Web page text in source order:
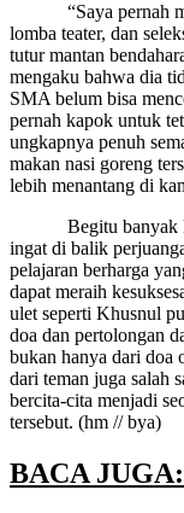
“Saya pernah
lomba teater, dan
tutur mantan
mengaku bahwa dia
SMA belum bisa
pernah kapok untuk
ungkapnya penuh
makan nasi goreng
lebih menantang di
Begitu banyak
ingat di balik
pelajaran berharga
dapat meraih
ulet seperti Khusnul
doa dan pertolongan
bukan hanya dari doa
dari teman juga salah
bercita-cita menjadi
tersebut. (hm // bya)
BACA JUGA: